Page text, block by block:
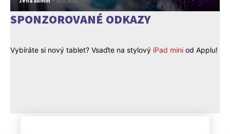
SPONZOROVANÉ ODKAZY
Vybíráte si nový tablet? Vsaďte na stylový iPad mini od Applu!